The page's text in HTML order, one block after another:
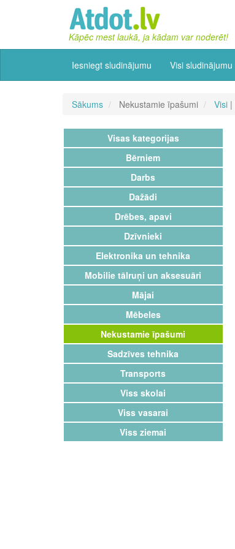
Kāpēc mest laukā, ja kādam var noderēt!
Iesniegt sludinājumu Visi sludinājumu
Sākums Nekustamie īpašumi Visi |
Visas kategorijas
Bērniem
Darbs
Dažādi
Drēbes, apavi
Dzīvnieki
Elektronika un tehnika
Mobilie tālruņi un aksesuāri
Mājai
Mēbeles
Nekustamie īpašumi
Sadzīves tehnika
Transports
Viss skolai
Viss vasarai
Viss ziemai